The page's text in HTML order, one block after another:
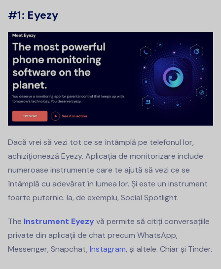
#1: Eyezy
Dacă vrei să vezi tot ce se întâmplă pe telefonul lor,
achiziționează Eyezy. Aplicația de monitorizare include
numeroase instrumente care te ajută să vezi ce se
întâmplă cu adevărat în lumea lor. Și este un instrument
foarte puternic. Ia, de exemplu, Social Spotlight.
The Instrument Eyezy vă permite să citiți conversațiile
private din aplicații de chat precum WhatsApp,
Messenger, Snapchat, Instagram, și altele. Chiar și Tinder.